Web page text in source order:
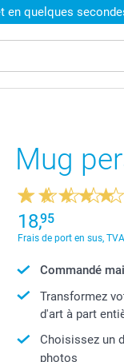
quelques
Mug
18,95
Frais de port en sus,
Commandé
Transformez
d'art à part
Choisissez un
photos